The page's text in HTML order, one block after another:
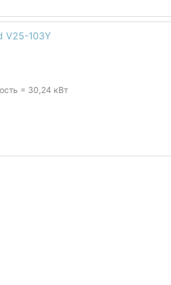
V25-103Y
= 30,24 кВт